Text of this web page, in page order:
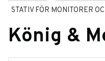
STATIV FÖR MONITORER
König &